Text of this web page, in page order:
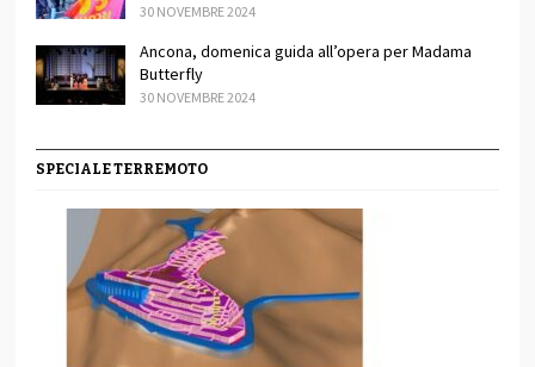
30 NOVEMBRE 2024
Ancona, domenica guida all’opera per Madama
Butterfly
30 NOVEMBRE 2024
SPECIALE TERREMOTO